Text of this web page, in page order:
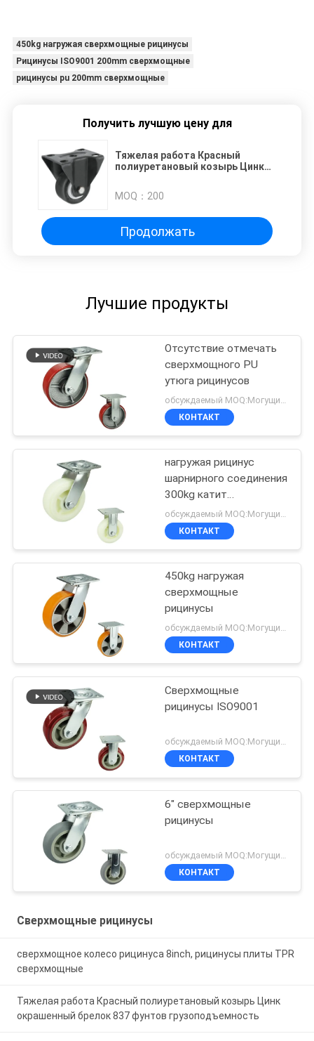
450kg нагружая сверхмощные рицинусы
Рицинусы ISO9001 200mm сверхмощные
рицинусы pu 200mm сверхмощные
Получить лучшую цену для
Тяжелая работа Красный
полиуретановый козырь Цинк
грузоподъемность
MOQ： 200
Продолжать
Лучшие продукты
Отсутствие отмечать
сверхмощного PU
утюга рицинусов
обсуждаемый MOQ:Могущий быть предметом переговоров
КОНТАКТ
нагружая рицинус
шарнирного соединения
300kg катит
сверхмощное, 6"
сверхмощные запирая
рицинусы
обсуждаемый MOQ:Могущий быть предметом переговоров
КОНТАКТ
450kg нагружая
сверхмощные
рицинусы
обсуждаемый MOQ:Могущий быть предметом переговоров
КОНТАКТ
Сверхмощные
рицинусы ISO9001
обсуждаемый MOQ:Могущий быть предметом переговоров
КОНТАКТ
6" сверхмощные
рицинусы
обсуждаемый MOQ:Могущий быть предметом переговоров
КОНТАКТ
Сверхмощные рицинусы
сверхмощное колесо рицинуса 8inch, рицинусы плиты TPR
сверхмощные
Тяжелая работа Красный полиуретановый козырь Цинк
окрашенный брелок 837 фунтов грузоподъемность